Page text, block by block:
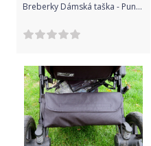
Breberky Dámská taška - Puntíčky na bílé, oranžový puntík